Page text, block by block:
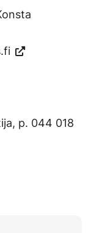
p. 044 018